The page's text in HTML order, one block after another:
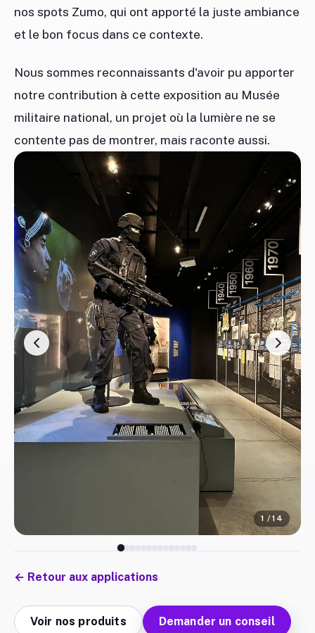
nos spots Zumo, qui ont apporté la juste ambiance
et le bon focus dans ce contexte.
Nous sommes reconnaissants d'avoir pu apporter
notre contribution à cette exposition au Musée
militaire national, un projet où la lumière ne se
contente pas de montrer, mais raconte aussi.
1 /14
← Retour aux applications
Voir nos produits Demander un conseil